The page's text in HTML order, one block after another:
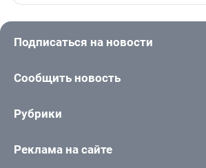
Подписаться на новости
Сообщить новость
Рубрики
Реклама на сайте